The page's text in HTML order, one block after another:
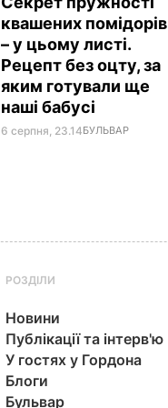
квашених помідорів
– у цьому листі.
Рецепт без оцту, за
яким готували ще
наші бабусі
6 серпня, 23.14БУЛЬВАР
РОЗДІЛИ
Новини
Публікації та інтерв'ю
У гостях у Гордона
Блоги
Бульвар